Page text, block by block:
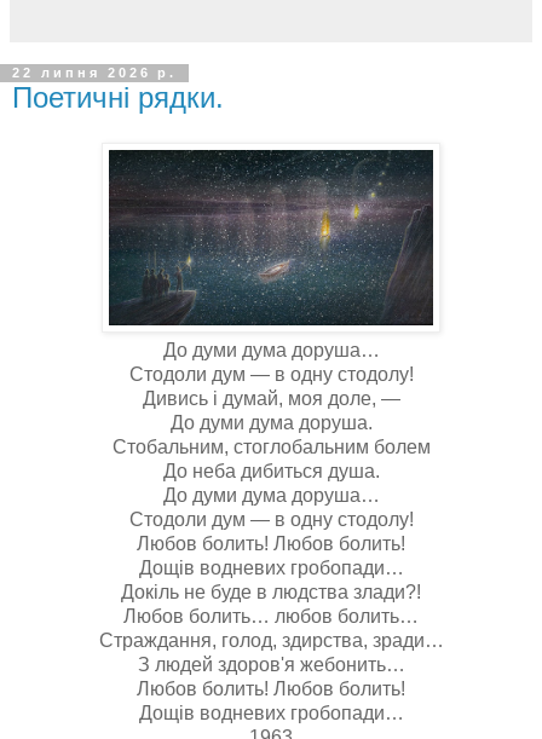
22 липня 2026 р.
Поетичні рядки.
До думи дума доруша…
Стодоли дум — в одну стодолу!
Дивись і думай, моя доле, —
До думи дума доруша.
Стобальним, стоглобальним болем
До неба дибиться душа.
До думи дума доруша…
Стодоли дум — в одну стодолу!
Любов болить! Любов болить!
Дощів водневих гробопади…
Докіль не буде в людства злади?!
Любов болить… любов болить…
Страждання, голод, здирства, зради…
З людей здоров'я жебонить…
Любов болить! Любов болить!
Дощів водневих гробопади…